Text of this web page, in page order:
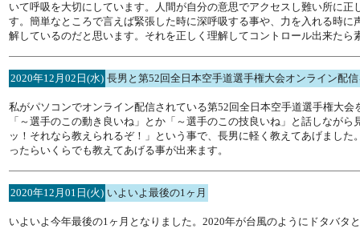
いて呼吸を大切にしています。人間が自分の意思でアクセスし難い所に
す。簡単なところで言えば緊張した時に深呼吸する事や、力を入れる時
解しているのだと思います。それを正しく理解してコントロール出来た
2020年12月02日(水) 長男と第52回全日本空手道選手権大会オンライン配
私がパソコンでオンライン配信されている第52回全日本空手道選手権大
「～選手のこの動き良いね」とか「～選手のこの技良いね」と話しなが
ッ！それなら教えられるぞ！」という事で、長男に軽く教えてあげまし
ったらいくらでも教えてあげる事が出来ます。
2020年12月01日(火) いよいよ最後の1ヶ月
いよいよ今年最後の1ヶ月となりました。2020年が台風のようにドタバ